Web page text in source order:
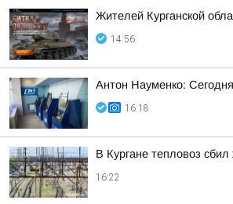
Жителей Курганской
14:56
Антон Науменко:
16:18
В Кургане тепловоз
16:22